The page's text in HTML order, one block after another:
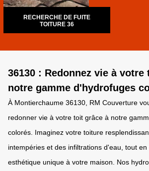
RECHERCHE DE FUITE
TOITURE 36
36130 : Redonnez vie à votre
notre gamme d'hydrofuges
À Montierchaume 36130, RM Couverture
redonner vie à votre toit grâce à notre
colorés. Imaginez votre toiture
intempéries et des infiltrations d'eau, tout
esthétique unique à votre maison. Nos